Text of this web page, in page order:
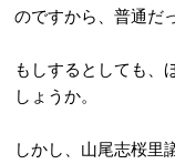
のですから、普通だ
もしするとしても、
しょうか。
しかし、山尾志桜里